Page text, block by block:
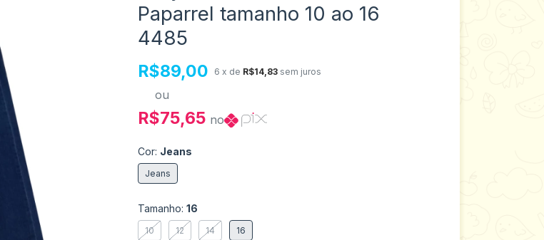
Paparrel tamanho 10 ao 16
4485
R$89,00 6 x de R$14,83 sem juros
ou
R$75,65 no
Cor: Jeans
Jeans
Tamanho: 16
10 12 14 16